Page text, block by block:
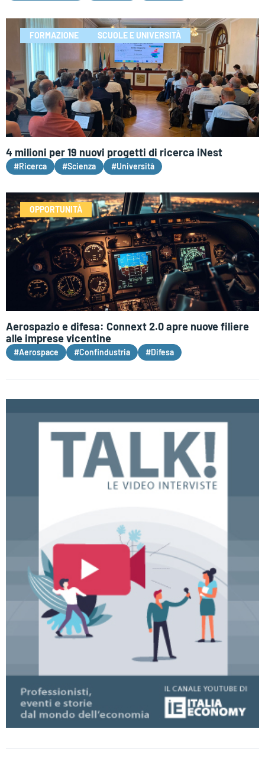
FORMAZIONE SCUOLE E UNIVERSITÀ
4 milioni per 19 nuovi progetti di ricerca iNest
#Ricerca #Scienza #Università
OPPORTUNITÀ
Aerospazio e difesa: Connext 2.0 apre nuove filiere
alle imprese vicentine
#Aerospace #Confindustria #Difesa